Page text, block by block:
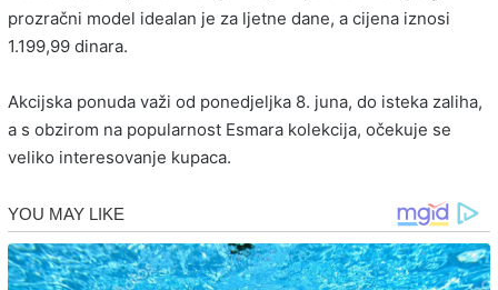
prozračni model idealan je za ljetne dane, a cijena iznosi
1.199,99 dinara.
Akcijska ponuda važi od ponedjeljka 8. juna, do isteka zaliha,
a s obzirom na popularnost Esmara kolekcija, očekuje se
veliko interesovanje kupaca.